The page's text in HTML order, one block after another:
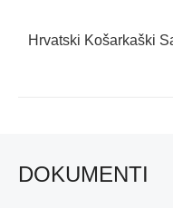
Next
Hrvatski Košarkaški
DOKUMENTI